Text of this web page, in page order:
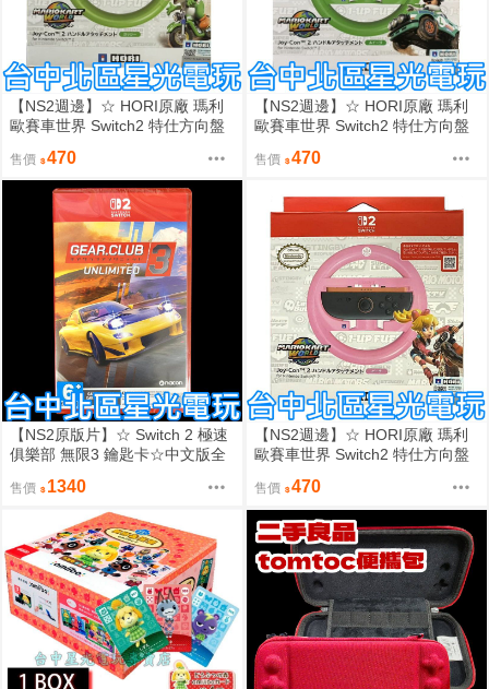
【NS2週邊】☆ HORI原廠 瑪利
歐賽車世界 Switch2 特仕方向盤
售價 470
【NS2週邊】☆ HORI原廠 瑪利
歐賽車世界 Switch2 特仕方向盤
光
售價 470
【NS2原版片】☆ Switch 2 極速
俱樂部 無限3 鑰匙卡☆中文版全
售價 1340
【NS2週邊】☆ HORI原廠 瑪利
歐賽車世界 Switch2 特仕方向盤
星光
售價 470